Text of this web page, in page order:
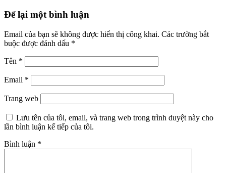
Để lại một bình luận
Email của bạn sẽ không được hiển thị công khai. Các trường bắt
buộc được đánh dấu *
Tên *
Email *
Trang web
Lưu tên của tôi, email, và trang web trong trình duyệt này cho
lần bình luận kế tiếp của tôi.
Bình luận *